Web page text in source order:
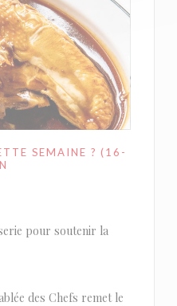
SEMAINE ? (16-
pour soutenir la
des Chefs remet le